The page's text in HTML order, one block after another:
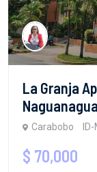
La Granja
Naguanagua
Carabobo
$ 70,000